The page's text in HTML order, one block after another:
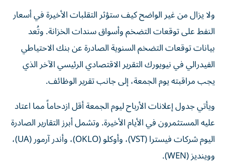
ولا يزال من غير الواضح كيف ستؤثر التقلبات الأخيرة في أسعار
النفط على توقعات التضخم وأسواق سندات الخزانة. وتُعد
بيانات توقعات التضخم السنوية الصادرة عن بنك الاحتياطي
الفيدرالي في نيويورك التقرير الاقتصادي الرئيسي الآخر الذي
يجب مراقبته يوم الجمعة، إلى جانب تقرير الوظائف.
ويأتي جدول إعلانات الأرباح ليوم الجمعة أقل ازدحاماً مما اعتاد
عليه المستثمرون في الأيام الأخيرة. وتشمل أبرز التقارير الصادرة
اليوم شركات فيسترا (VST)، وأوكلو (OKLO)، وأندر آرمور (UA)،
ووينديز (WEN).